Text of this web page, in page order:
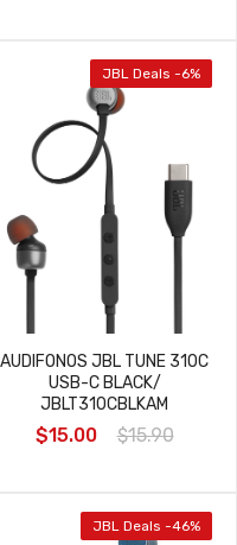
JBL Deals -6%
AUDIFONOS JBL TUNE 310C
USB-C BLACK/
JBLT310CBLKAM
$15.00 $15.90
JBL Deals -46%